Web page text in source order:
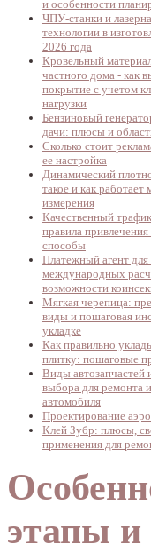
и особенности
ЧПУ-станки и
технологии в
2026 года
Кровельный
частного дома - как
покрытие с учетом
нагрузки
Бензиновый
дачи: плюсы и
Сколько стоит
ее настройка
Динамический
такое и как работает
измерения
Качественный
правила
способы
Платежный агент
международных
возможности
Мягкая черепица:
виды и пошаговая
укладке
Как правильно
плитку: пошаговые
Виды автозапчастей
выбора для ремонта
автомобиля
Проектирование
Клей Зубр: плюсы,
применения для
этапы